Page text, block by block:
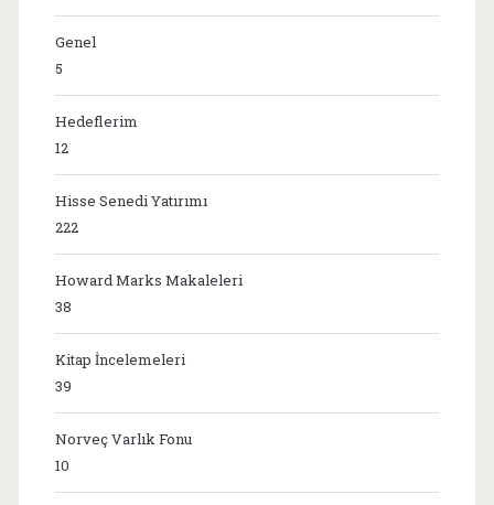
Genel
5
Hedeflerim
12
Hisse Senedi Yatırımı
222
Howard Marks Makaleleri
38
Kitap İncelemeleri
39
Norveç Varlık Fonu
10